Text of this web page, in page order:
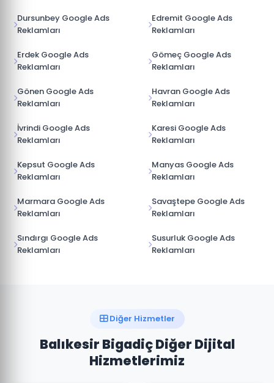
Dursunbey Google Ads
Reklamları
Edremit Google Ads
Reklamları
Erdek Google Ads
Reklamları
Gömeç Google Ads
Reklamları
Gönen Google Ads
Reklamları
Havran Google Ads
Reklamları
İvrindi Google Ads
Reklamları
Karesi Google Ads
Reklamları
Kepsut Google Ads
Reklamları
Manyas Google Ads
Reklamları
Marmara Google Ads
Reklamları
Savaştepe Google Ads
Reklamları
Sındırgı Google Ads
Reklamları
Susurluk Google Ads
Reklamları
Diğer Hizmetler
Balıkesir Bigadiç Diğer Dijital
Hizmetlerimiz